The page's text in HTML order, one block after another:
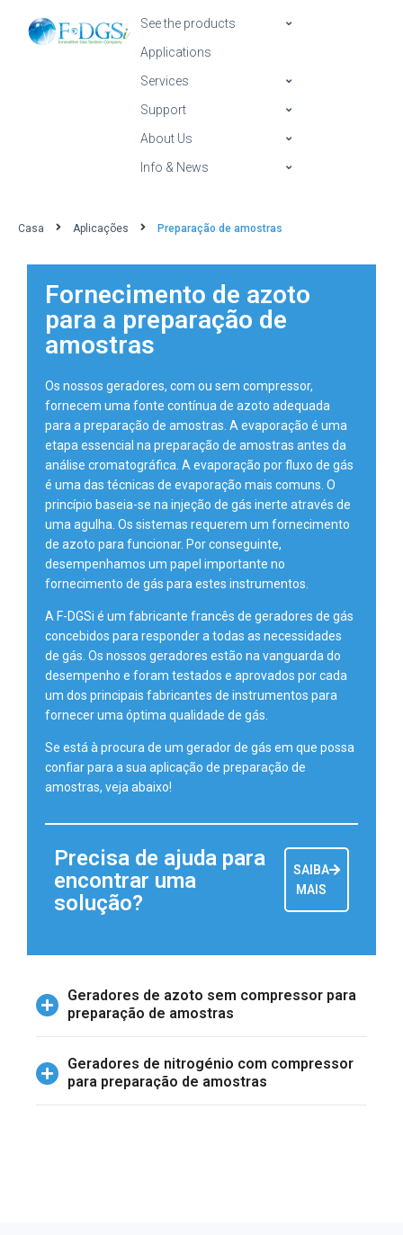
See the products
Applications
Services
Support
About Us
Info & News
Casa Aplicações Preparação de amostras
Fornecimento de azoto
para a preparação de
amostras
Os nossos geradores, com ou sem compressor,
fornecem uma fonte contínua de azoto adequada
para a preparação de amostras. A evaporação é uma
etapa essencial na preparação de amostras antes da
análise cromatográfica. A evaporação por fluxo de gás
é uma das técnicas de evaporação mais comuns. O
princípio baseia-se na injeção de gás inerte através de
uma agulha. Os sistemas requerem um fornecimento
de azoto para funcionar. Por conseguinte,
desempenhamos um papel importante no
fornecimento de gás para estes instrumentos.
A F-DGSi é um fabricante francês de geradores de gás
concebidos para responder a todas as necessidades
de gás. Os nossos geradores estão na vanguarda do
desempenho e foram testados e aprovados por cada
um dos principais fabricantes de instrumentos para
fornecer uma óptima qualidade de gás.
Se está à procura de um gerador de gás em que possa
confiar para a sua aplicação de preparação de
amostras, veja abaixo!
Precisa de ajuda para
encontrar uma
solução?
SAIBA
MAIS
Geradores de azoto sem compressor para
preparação de amostras
Geradores de nitrogénio com compressor
para preparação de amostras